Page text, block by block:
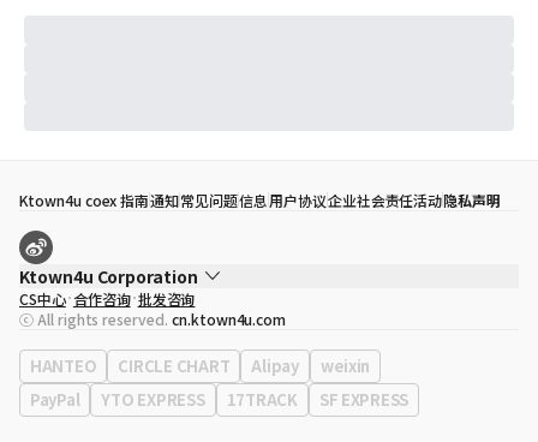
Ktown4u coex 指南通知常见问题信息用户协议企业社会责任活动隐私声明
Ktown4u Corporation
代表
宋効珉
营业执照 120-87-71116
公司地址 首尔特别市 江南区 岭东大路 513号 3楼 （三成洞， coex)
CS中心 合作咨询 批发咨询
ⓒ All rights reserved. cn.ktown4u.com
HANTEO CIRCLE CHART Alipay
weixin
PayPal
YTO EXPRESS 17TRACK SF EXPRESS